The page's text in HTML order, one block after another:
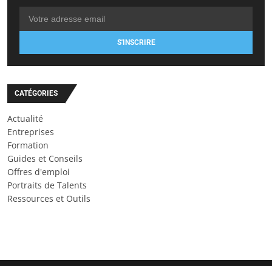
S'INSCRIRE
CATÉGORIES
Actualité
Entreprises
Formation
Guides et Conseils
Offres d'emploi
Portraits de Talents
Ressources et Outils